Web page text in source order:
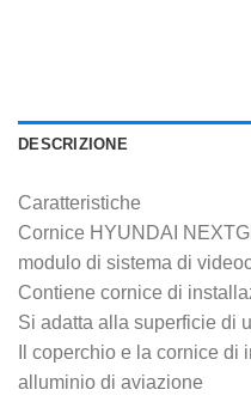
DESCRIZIONE
Caratteristiche
Cornice HYUNDAI
modulo di sistema di
Contiene cornice di
Si adatta alla superficie di
Il coperchio e la cornice
alluminio di aviazione